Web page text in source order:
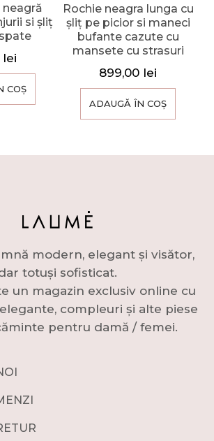
neagră
si șliț
lei
COȘ
Rochie neagra lunga cu
șliț pe picior si maneci
bufante cazute cu
mansete cu strasuri
899,00 lei
ADAUGĂ ÎN COȘ
modern, elegant și visător,
totuși sofisticat.
un magazin exclusiv online cu
compleuri și alte piese
pentru damă / femei.